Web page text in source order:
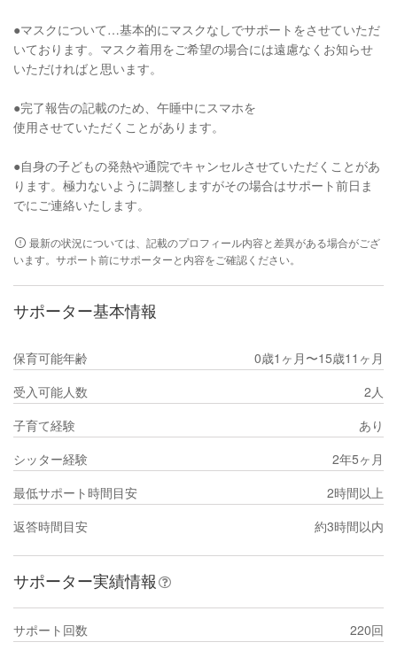
●マスクについて…基本的にマスクなしでサポートをさせていただ
いております。マスク着用をご希望の場合には遠慮なくお知らせ
いただければと思います。
●完了報告の記載のため、午睡中にスマホを
使用させていただくことがあります。
●自身の子どもの発熱や通院でキャンセルさせていただくことがあ
ります。極力ないように調整しますがその場合はサポート前日ま
でにご連絡いたします。
最新の状況については、記載のプロフィール内容と差異がある場合がござ
います。サポート前にサポーターと内容をご確認ください。
サポーター基本情報
保育可能年齢
0歳1ヶ月〜15歳11ヶ月
受入可能人数
2人
子育て経験
あり
シッター経験
2年5ヶ月
最低サポート時間目安
2時間以上
返答時間目安
約3時間以内
サポーター実績情報
サポート回数
220回